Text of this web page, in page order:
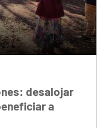
desalojar
a